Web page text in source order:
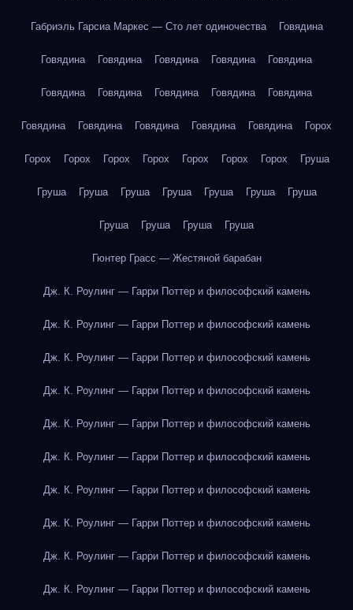
Габриэль Гарсиа Маркес — Сто лет одиночества Говядина
Говядина Говядина Говядина Говядина Говядина
Говядина Говядина Говядина Говядина Говядина
Говядина Говядина Говядина Говядина Говядина Горох
Горох Горох Горох Горох Горох Горох Горох Груша
Груша Груша Груша Груша Груша Груша Груша
Груша Груша Груша Груша
Гюнтер Грасс — Жестяной барабан
Дж. К. Роулинг — Гарри Поттер и философский камень
Дж. К. Роулинг — Гарри Поттер и философский камень
Дж. К. Роулинг — Гарри Поттер и философский камень
Дж. К. Роулинг — Гарри Поттер и философский камень
Дж. К. Роулинг — Гарри Поттер и философский камень
Дж. К. Роулинг — Гарри Поттер и философский камень
Дж. К. Роулинг — Гарри Поттер и философский камень
Дж. К. Роулинг — Гарри Поттер и философский камень
Дж. К. Роулинг — Гарри Поттер и философский камень
Дж. К. Роулинг — Гарри Поттер и философский камень